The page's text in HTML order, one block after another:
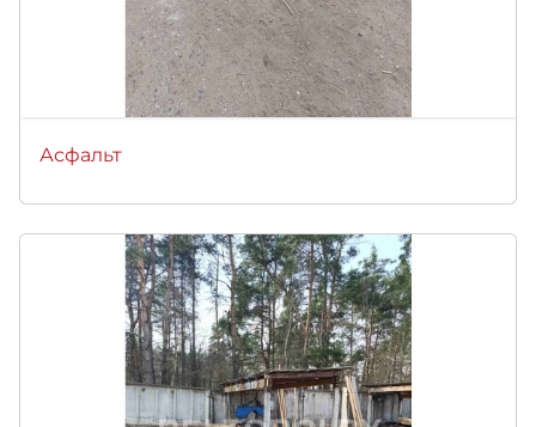
Асфальт